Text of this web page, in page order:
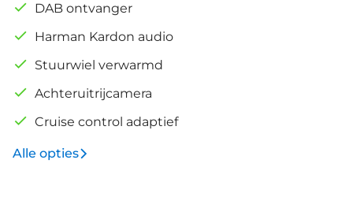
DAB ontvanger
Harman Kardon audio
Stuurwiel verwarmd
Achteruitrijcamera
Cruise control adaptief
Alle opties